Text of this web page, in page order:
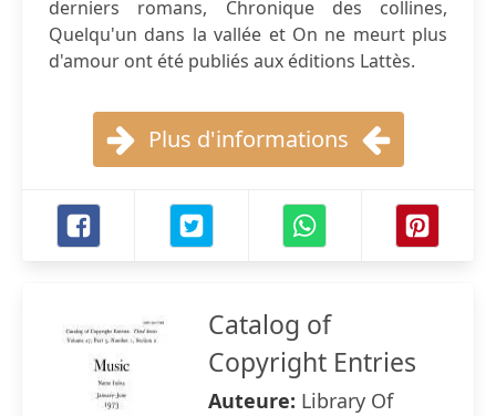
derniers romans, Chronique des collines,
Quelqu'un dans la vallée et On ne meurt plus
d'amour ont été publiés aux éditions Lattès.
Plus d'informations
Catalog of
Copyright Entries
Auteure: Library Of